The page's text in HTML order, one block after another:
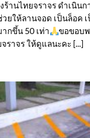
านไทยจราจร ดำเนินก
ให้ลานจอด เป็นล็อค เ
กขึ้น 50 เท่า
ขอขอบ
ราจร ให้ดูแลนะคะ [...]